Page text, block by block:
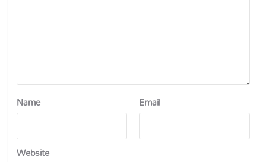
Name Email
Website